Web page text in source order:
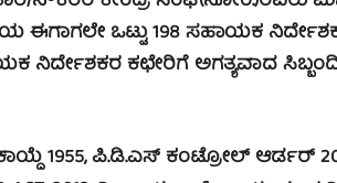
ಈಗಾಗಲೇ ಒಟ್ಟು 198 ಸಹಾಯಕ
ನಿರ್ದೇಶಕರ ಕಛೇರಿಗೆ ಅಗತ್ಯವಾದ
1955, ಪಿ.ಡಿ.ಎಸ್ ಕಂಟ್ರೋಲ್ ಆರ್ಡರ್